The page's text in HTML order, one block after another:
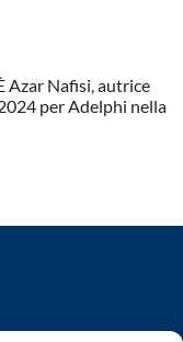
Azar Nafisi, autrice
per Adelphi nella